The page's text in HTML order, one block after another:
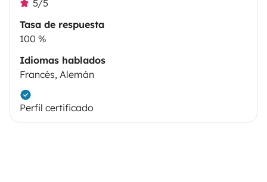
5/5
Tasa de respuesta
100 %
Idiomas hablados
Francés, Alemán
Perfil certificado